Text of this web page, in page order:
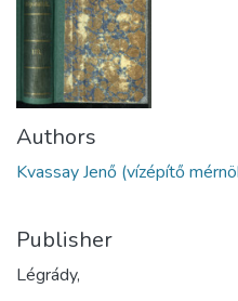
Authors
Kvassay Jenő (vízépítő
Publisher
Légrády,